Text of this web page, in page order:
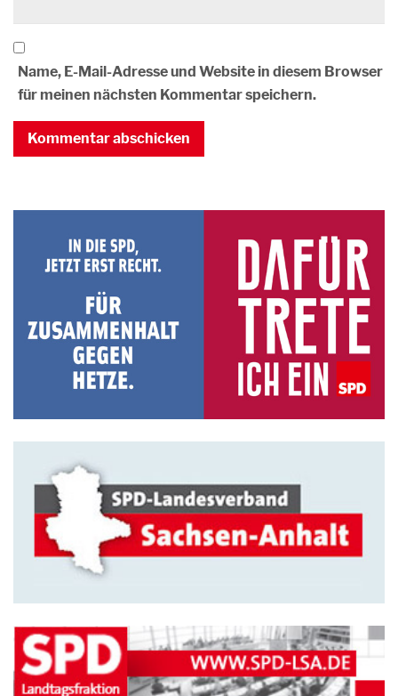
Name, E-Mail-Adresse und Website in diesem Browser
für meinen nächsten Kommentar speichern.